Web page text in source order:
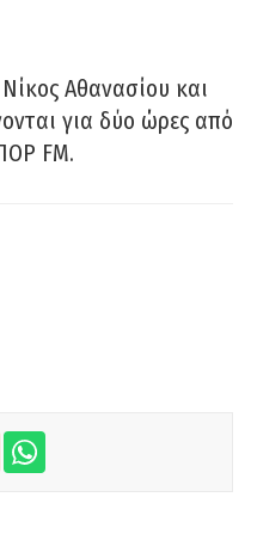
Αθανασίου και
για δύο ώρες από
FM.